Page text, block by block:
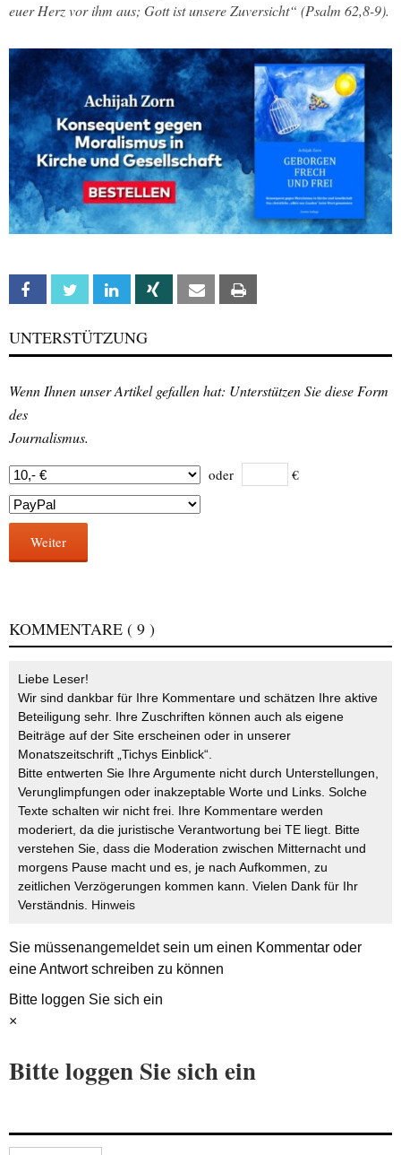
euer Herz vor ihm aus; Gott ist unsere Zuversicht“ (Psalm 62,8-9).
Facebook Twitter Linkedin Xing Email
UNTERSTÜTZUNG
Wenn Ihnen unser Artikel gefallen hat: Unterstützen Sie diese Form
des
Journalismus.
oder €
Weiter
KOMMENTARE ( 9 )
Liebe Leser!
Wir sind dankbar für Ihre Kommentare und schätzen Ihre aktive
Beteiligung sehr. Ihre Zuschriften können auch als eigene
Beiträge auf der Site erscheinen oder in unserer
Monatszeitschrift „Tichys Einblick“.
Bitte entwerten Sie Ihre Argumente nicht durch Unterstellungen,
Verunglimpfungen oder inakzeptable Worte und Links. Solche
Texte schalten wir nicht frei. Ihre Kommentare werden
moderiert, da die juristische Verantwortung bei TE liegt. Bitte
verstehen Sie, dass die Moderation zwischen Mitternacht und
morgens Pause macht und es, je nach Aufkommen, zu
zeitlichen Verzögerungen kommen kann. Vielen Dank für Ihr
Verständnis. Hinweis
Sie müssenangemeldetsein um einen Kommentar oder
eine Antwort schreiben zu können
Bitte loggen Sie sich ein
×
Bitte loggen Sie sich ein